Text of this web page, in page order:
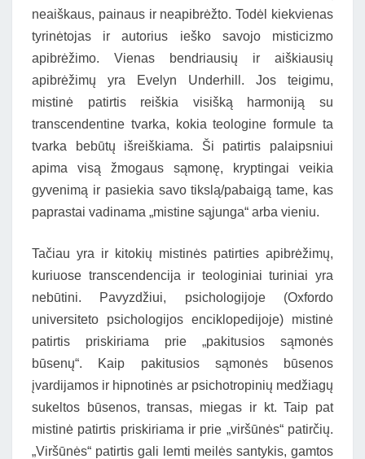
neaiškaus, painaus ir neapibrėžto. Todėl kiekvienas
tyrinėtojas ir autorius ieško savojo misticizmo
apibrėžimo. Vienas bendriausių ir aiškiausių
apibrėžimų yra Evelyn Underhill. Jos teigimu,
mistinė patirtis reiškia visišką harmoniją su
transcendentine tvarka, kokia teologine formule ta
tvarka bebūtų išreiškiama. Ši patirtis palaipsniui
apima visą žmogaus sąmonę, kryptingai veikia
gyvenimą ir pasiekia savo tikslą/pabaigą tame, kas
paprastai vadinama „mistine sąjunga“ arba vieniu.
Tačiau yra ir kitokių mistinės patirties apibrėžimų,
kuriuose transcendencija ir teologiniai turiniai yra
nebūtini. Pavyzdžiui, psichologijoje (Oxfordo
universiteto psichologijos enciklopedijoje) mistinė
patirtis priskiriama prie „pakitusios sąmonės
būsenų“. Kaip pakitusios sąmonės būsenos
įvardijamos ir hipnotinės ar psichotropinių medžiagų
sukeltos būsenos, transas, miegas ir kt. Taip pat
mistinė patirtis priskiriama ir prie „viršūnės“ patirčių.
„Viršūnės“ patirtis gali lemti meilės santykis, gamtos